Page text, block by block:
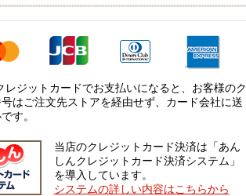
レジットカードでお支払いになると、お客様のク
はご注文先ストアを経由せず、カード会社に送
す。
当店のクレジットカード決済は「あん
しんクレジットカード決済システム」
を導入しています。
システムの詳しい内容はこちらから